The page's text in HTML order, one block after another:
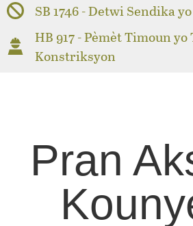
SB 1746 - Detwi Sendika yo
HB 917 - Pèmèt Timoun yo
Konstriksyon
Pran